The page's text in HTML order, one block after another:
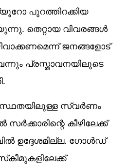
പുറത്തിറക്കിയ
തെറ്റായ വിവരങ്ങള്‍
ജനങ്ങളോട്
പ്രസ്താവനയിലൂടെ
സ്വര്‍ണം
കീഴിലേക്ക്
ഉദ്ദേശമില്ല. ഗോള്‍ഡ്